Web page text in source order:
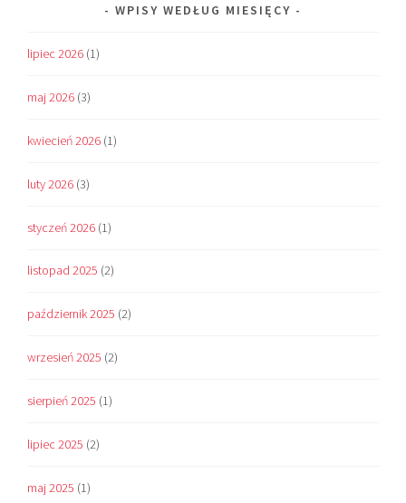
WPISY WEDŁUG MIESIĘCY
lipiec 2026 (1)
maj 2026 (3)
kwiecień 2026 (1)
luty 2026 (3)
styczeń 2026 (1)
listopad 2025 (2)
październik 2025 (2)
wrzesień 2025 (2)
sierpień 2025 (1)
lipiec 2025 (2)
maj 2025 (1)